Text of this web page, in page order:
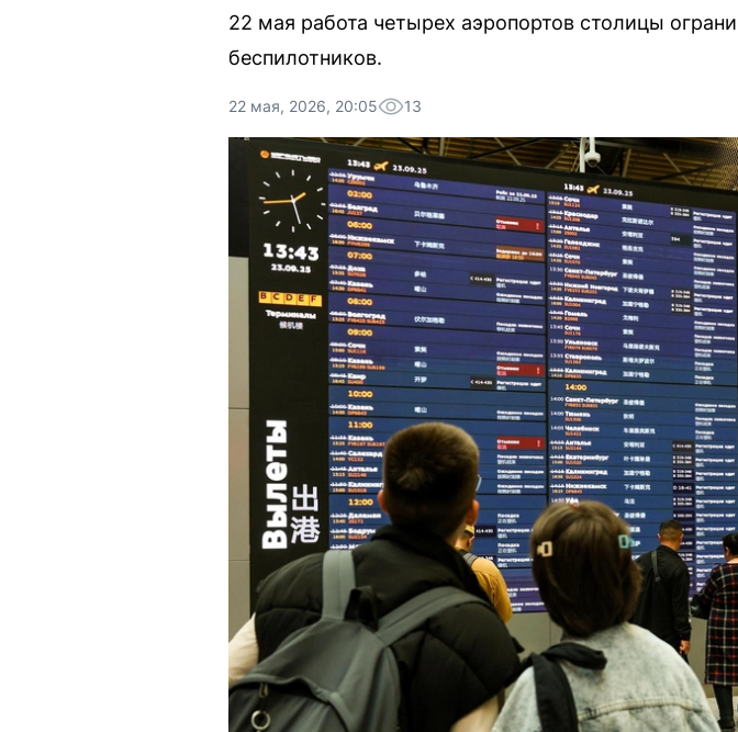
22 мая работа четырех аэропортов столицы
беспилотников.
22 мая, 2026, 20:05 13